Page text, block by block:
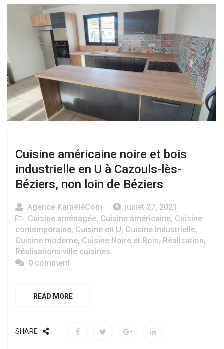
Cuisine américaine noire et bois
industrielle en U à Cazouls-lès-
Béziers, non loin de Béziers
Agence KaméléCom
juillet 27, 2021
Cuisine aménagée, Cuisine américaine, Cuisine
contemporaine, Cuisine en U, Cuisine Industrielle,
Cuisine moderne, Cuisine Noire et Bois, Réalisation,
Réalisations ville cuisines
0 comment
READ MORE
SHARE